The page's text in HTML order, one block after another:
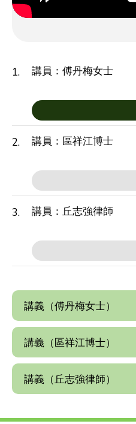
1. 講員：傅丹梅女士
2. 講員：區祥江博士
3. 講員：丘志強律師
講義（傅丹梅女士）
講義（區祥江博士）
講義（丘志強律師）